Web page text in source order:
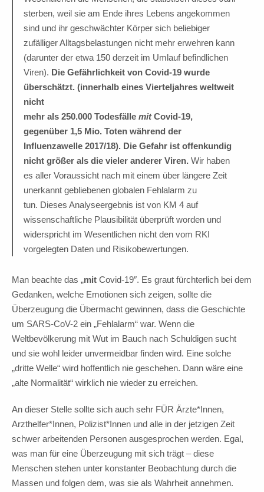
sterben, weil sie am Ende ihres Lebens angekommen
sind und ihr geschwächter Körper sich beliebiger
zufälliger Alltagsbelastungen nicht mehr erwehren kann
(darunter der etwa 150 derzeit im Umlauf befindlichen
Viren). Die Gefährlichkeit von Covid-19 wurde
überschätzt. (innerhalb eines Vierteljahres weltweit
nicht
mehr als 250.000 Todesfälle mitCovid-19,
gegenüber 1,5 Mio. Toten während der
Influenzawelle 2017/18). Die Gefahr ist offenkundig
nicht größer als die vieler anderer Viren. Wir haben
es aller Voraussicht nach mit einem über längere Zeit
unerkannt gebliebenen globalen Fehlalarm zu
tun. Dieses Analyseergebnis ist von KM 4 auf
wissenschaftliche Plausibilität überprüft worden und
widerspricht im Wesentlichen nicht den vom RKI
vorgelegten Daten und Risikobewertungen.
Man beachte das „mit Covid-19″. Es graut fürchterlich bei dem
Gedanken, welche Emotionen sich zeigen, sollte die
Überzeugung die Übermacht gewinnen, dass die Geschichte
um SARS-CoV-2 ein „Fehlalarm“ war. Wenn die
Weltbevölkerung mit Wut im Bauch nach Schuldigen sucht
und sie wohl leider unvermeidbar finden wird. Eine solche
„dritte Welle“ wird hoffentlich nie geschehen. Dann wäre eine
„alte Normalität“ wirklich nie wieder zu erreichen.
An dieser Stelle sollte sich auch sehr FÜR Ärzte*Innen,
Arzthelfer*Innen, Polizist*Innen und alle in der jetzigen Zeit
schwer arbeitenden Personen ausgesprochen werden. Egal,
was man für eine Überzeugung mit sich trägt – diese
Menschen stehen unter konstanter Beobachtung durch die
Massen und folgen dem, was sie als Wahrheit annehmen.